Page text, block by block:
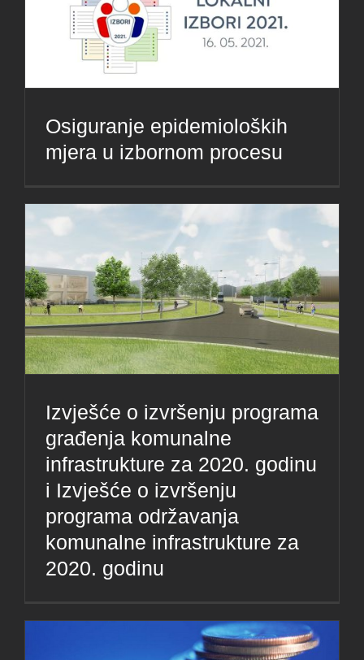
Osiguranje epidemioloških
mjera u izbornom procesu
Izvješće o izvršenju programa
građenja komunalne
infrastrukture za 2020. godinu
i Izvješće o izvršenju
programa održavanja
komunalne infrastrukture za
2020. godinu